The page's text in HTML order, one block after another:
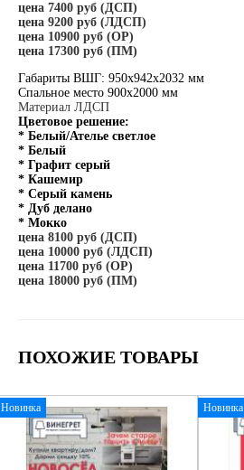
цена 7400 руб (ДСП)
цена 9200 руб (ЛДСП)
цена 10900 руб (ОР)
цена 17300 руб (ПМ)
Габариты ВШГ: 950х942х2032 мм
Спальное место 900х2000 мм
Материал ЛДСП
Цветовое решение:
* Белый/Ателье светлое
* Белый
* Графит серый
* Кашемир
* Серый камень
* Дуб делано
* Мокко
цена 8100 руб (ДСП)
цена 10000 руб (ЛДСП)
цена 11700 руб (ОР)
цена 18000 руб (ПМ)
ПОХОЖИЕ ТОВАРЫ
Новинка Новинка